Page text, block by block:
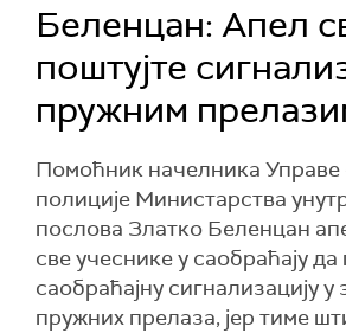
Беленцан: Апел
поштујте
пружним
Помоћник начелника Управе
полиције Министарства
послова Златко Беленцан
све учеснике у саобраћају да
саобраћајну сигнализацију у
пружних прелаза, јер тиме